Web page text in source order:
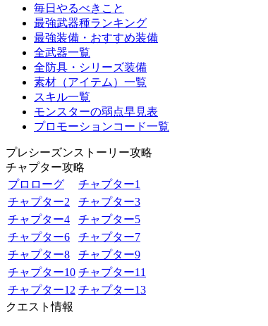
毎日やるべきこと
最強武器種ランキング
最強装備・おすすめ装備
全武器一覧
全防具・シリーズ装備
素材（アイテム）一覧
スキル一覧
モンスターの弱点早見表
プロモーションコード一覧
プレシーズンストーリー攻略
チャプター攻略
プロローグ
チャプター1
チャプター2
チャプター3
チャプター4
チャプター5
チャプター6
チャプター7
チャプター8
チャプター9
チャプター10 チャプター11
チャプター12 チャプター13
クエスト情報